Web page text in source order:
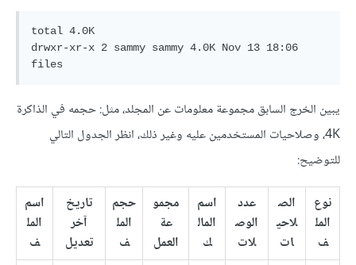
total 4.0K
drwxr-xr-x 2 sammy sammy 4.0K Nov 13 18:06
يبين الخرج السابق مجموعة معلومات عن المجلد، مثل: حجمه في الذاكرة
4K، وصلاحيات المستخدمين عليه وغير ذلك، انظر الجدول التالي
للتوضيح:
نوع
المل
ف
الص
لاحي
ات
عدد
الوص
لات
اسم
المال
ك
مجمو
عة
العمل
حجم
المل
ف
تاريخ
آخر
تعديل
اسم
المل
ف